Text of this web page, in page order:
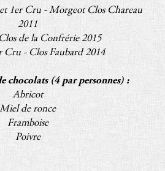
Actualités
Contact
1er Cru - Morgeot Clos Chareau
2011
de la Confrérie 2015
Cru - Clos Faubard 2014
chocolats (4 par personnes) :
Abricot
Miel de ronce
Framboise
Poivre